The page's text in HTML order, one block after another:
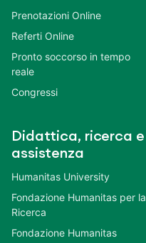
Prenotazioni Online
Referti Online
Pronto soccorso in tempo
reale
Congressi
Didattica, ricerca e
assistenza
Humanitas University
Fondazione Humanitas per la
Ricerca
Fondazione Humanitas